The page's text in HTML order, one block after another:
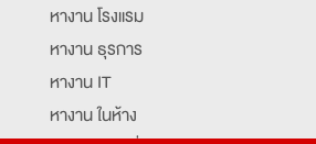
หางาน โรงแรม
หางาน ธุรการ
หางาน IT
หางาน ในห้าง